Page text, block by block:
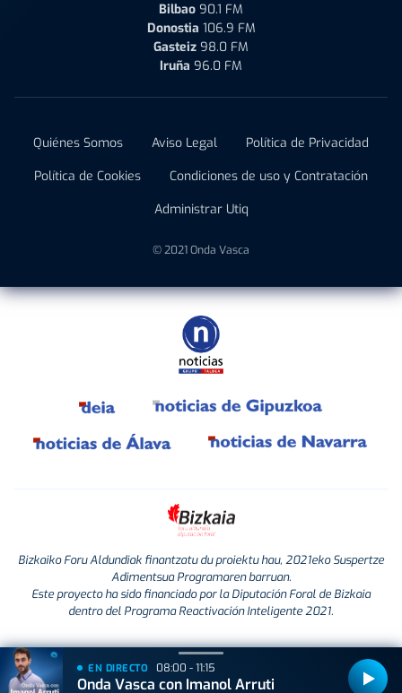
Bilbao 90.1 FM
Donostia 106.9 FM
Gasteiz 98.0 FM
Iruña 96.0 FM
Quiénes Somos Aviso Legal
Política de Privacidad
Política de Cookies
Condiciones de uso y Contratación
Administrar Utiq
© 2021 Onda Vasca
Bizkaiko Foru Aldundiak finantzatu du proiektu hau, 2021eko Suspertze
Adimentsua Programaren barruan.
Este proyecto ha sido financiado por la Diputación Foral de Bizkaia
dentro del Programa Reactivación Inteligente 2021.
EN DIRECTO 08:00 - 11:15
Onda Vasca con Imanol Arruti